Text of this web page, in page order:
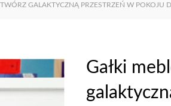
GALAKTYCZNĄ PRZESTRZEŃ W POKOJU
Gałki